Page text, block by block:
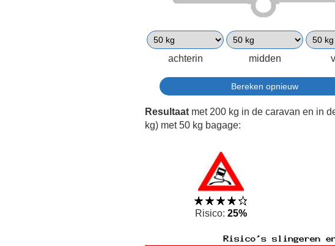
achterin midden
Resultaat met 200 kg in de caravan en in
kg) met 50 kg bagage:
Risico:25%